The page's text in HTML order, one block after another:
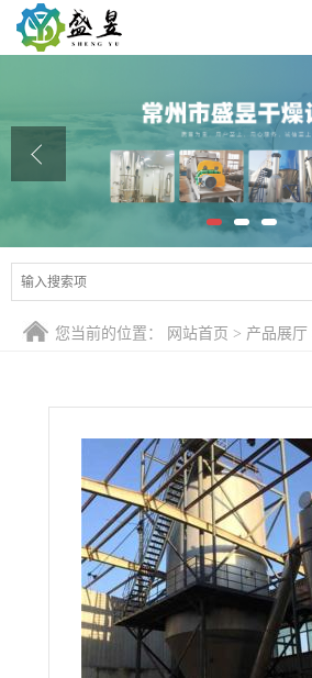
公司介绍
公司动态
产品展厅
证书荣誉
联系方式
您当前的位置： 网站首页 > 产品展厅